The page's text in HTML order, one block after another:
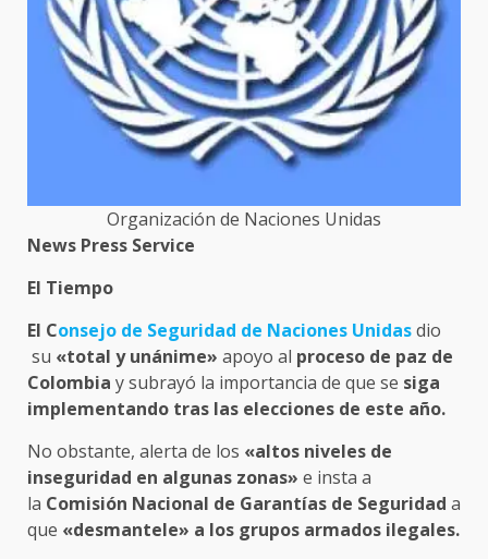
Organización de Naciones Unidas
News Press Service
El Tiempo
El Consejo de Seguridad de Naciones Unidasdio
su «total y unánime» apoyo al proceso de paz de
Colombia y subrayó la importancia de que se siga
implementando tras las elecciones de este año.
No obstante, alerta de los «altos niveles de
inseguridad en algunas zonas» e insta a
la Comisión Nacional de Garantías de Seguridad a
que «desmantele» a los grupos armados ilegales.